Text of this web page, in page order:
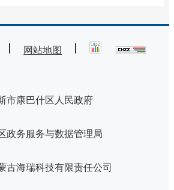
网站地图
市康巴什区人民政府
政务服务与数据管理局
古海瑞科技有限责任公司